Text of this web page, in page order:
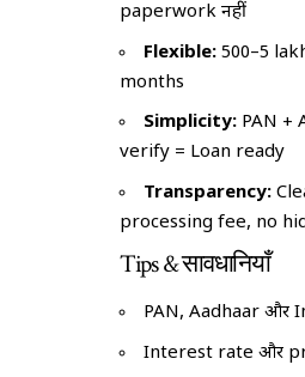
paperwork नहीं
Flexible: ₹500–₹5
months
Simplicity: PAN +
verify = Loan ready
Transparency:
processing fee, no
Tips & सावधानियाँ
PAN, Aadhaar और
Interest rate और